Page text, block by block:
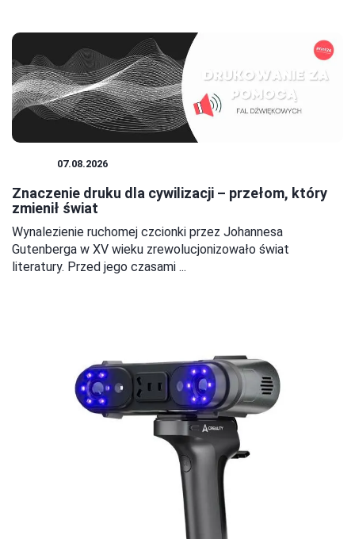
07.08.2026
Znaczenie druku dla cywilizacji – przełom, który
zmienił świat
Wynalezienie ruchomej czcionki przez Johannesa
Gutenberga w XV wieku zrewolucjonizowało świat
literatury. Przed jego czasami ...